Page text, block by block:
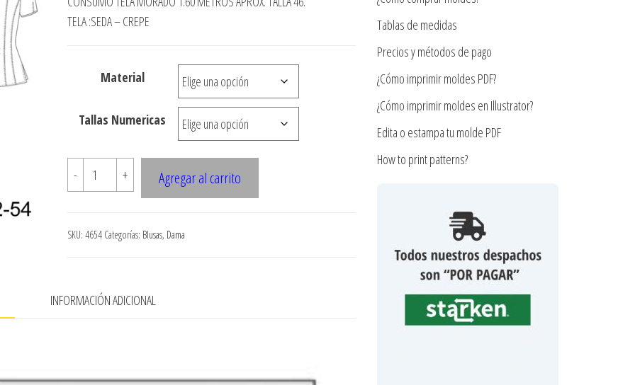
precios:
hasta
$7.900
TELA :SEDA – CREPE
Material
Tallas Numericas
-
4654
Blusa
princesa
v
+ Agregar al carrito
SKU: 4654 Categorías: Blusas, Dama
INFORMACIÓN ADICIONAL
Tablas de medidas
Precios y métodos de pago
¿Cómo imprimir moldes PDF?
¿Cómo imprimir moldes en Illustrator?
Edita o estampa tu molde PDF
How to print patterns?